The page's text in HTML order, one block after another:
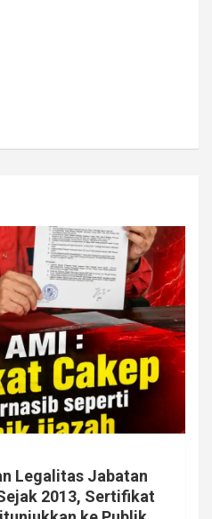
Legalitas Jabatan
2013, Sertifikat